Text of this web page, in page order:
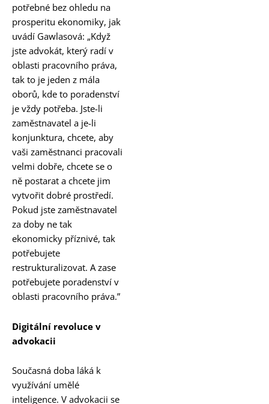
potřebné bez ohledu na
prosperitu ekonomiky, jak
uvádí Gawlasová: „Když
jste advokát, který radí v
oblasti pracovního práva,
tak to je jeden z mála
oborů, kde to poradenství
je vždy potřeba. Jste-li
zaměstnavatel a je-li
konjunktura, chcete, aby
vaši zaměstnanci pracovali
velmi dobře, chcete se o
ně postarat a chcete jim
vytvořit dobré prostředí.
Pokud jste zaměstnavatel
za doby ne tak
ekonomicky příznivé, tak
potřebujete
restrukturalizovat. A zase
potřebujete poradenství v
oblasti pracovního práva.”
Digitální revoluce v
advokacii
Současná doba láká k
využívání umělé
inteligence. V advokacii se